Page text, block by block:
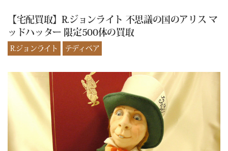
【宅配買取】R.ジョンライト 不思議の国のアリス マ
ッドハッター 限定500体の買取
R.ジョンライト テディベア